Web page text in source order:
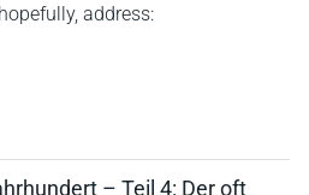
address:
– Teil 4: Der oft